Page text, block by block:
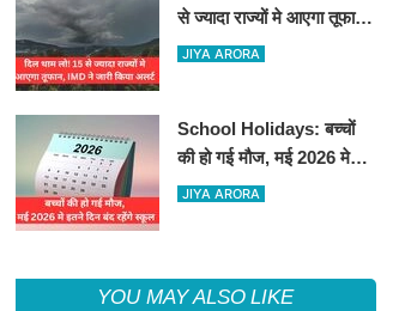
से ज्यादा राज्यों मे आएगा तूफान,
IMD ने जारी किया अलर्ट
JIYA ARORA
School Holidays: बच्चों
की हो गई मौज, मई 2026 मे
इतने दिन बंद रहेंगे स्कूल
JIYA ARORA
YOU MAY ALSO LIKE